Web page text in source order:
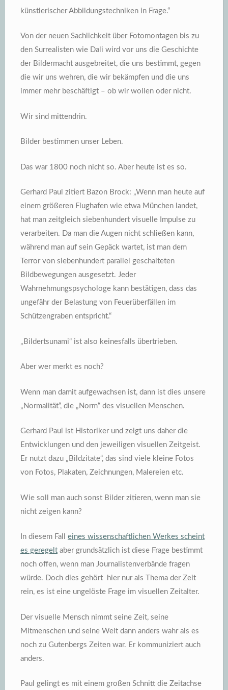
künstlerischer Abbildungstechniken in Frage.“
Von der neuen Sachlichkeit über Fotomontagen bis zu
den Surrealisten wie Dali wird vor uns die Geschichte
der Bildermacht ausgebreitet, die uns bestimmt, gegen
die wir uns wehren, die wir bekämpfen und die uns
immer mehr beschäftigt – ob wir wollen oder nicht.
Wir sind mittendrin.
Bilder bestimmen unser Leben.
Das war 1800 noch nicht so. Aber heute ist es so.
Gerhard Paul zitiert Bazon Brock: „Wenn man heute auf
einem größeren Flughafen wie etwa München landet,
hat man zeitgleich siebenhundert visuelle Impulse zu
verarbeiten. Da man die Augen nicht schließen kann,
während man auf sein Gepäck wartet, ist man dem
Terror von siebenhundert parallel geschalteten
Bildbewegungen ausgesetzt. Jeder
Wahrnehmungspsychologe kann bestätigen, dass das
ungefähr der Belastung von Feuerüberfällen im
Schützengraben entspricht.“
„Bildertsunami“ ist also keinesfalls übertrieben.
Aber wer merkt es noch?
Wenn man damit aufgewachsen ist, dann ist dies unsere
„Normalität“, die „Norm“ des visuellen Menschen.
Gerhard Paul ist Historiker und zeigt uns daher die
Entwicklungen und den jeweiligen visuellen Zeitgeist.
Er nutzt dazu „Bildzitate“, das sind viele kleine Fotos
von Fotos, Plakaten, Zeichnungen, Malereien etc.
Wie soll man auch sonst Bilder zitieren, wenn man sie
nicht zeigen kann?
In diesem Fall eines wissenschaftlichen Werkes scheint
es geregelt aber grundsätzlich ist diese Frage bestimmt
noch offen, wenn man Journalistenverbände fragen
würde. Doch dies gehört hier nur als Thema der Zeit
rein, es ist eine ungelöste Frage im visuellen Zeitalter.
Der visuelle Mensch nimmt seine Zeit, seine
Mitmenschen und seine Welt dann anders wahr als es
noch zu Gutenbergs Zeiten war. Er kommuniziert auch
anders.
Paul gelingt es mit einem großen Schnitt die Zeitachse